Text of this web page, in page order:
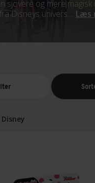
sjovere og mere magisk
Disneys univers.... Læs
Disney